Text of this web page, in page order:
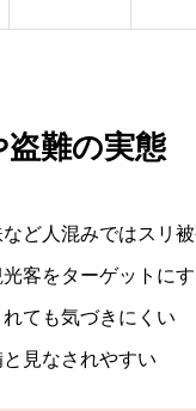
難の実態
ど人混みではスリ
客をターゲットに
ても気づきにくい
見なされやすい